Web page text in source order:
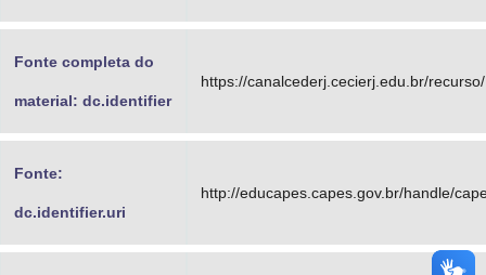
Fonte completa do
material: dc.identifier
https://canalcederj.cecierj.edu.br/
Fonte:
dc.identifier.uri
http://educapes.capes.gov.br/handle/